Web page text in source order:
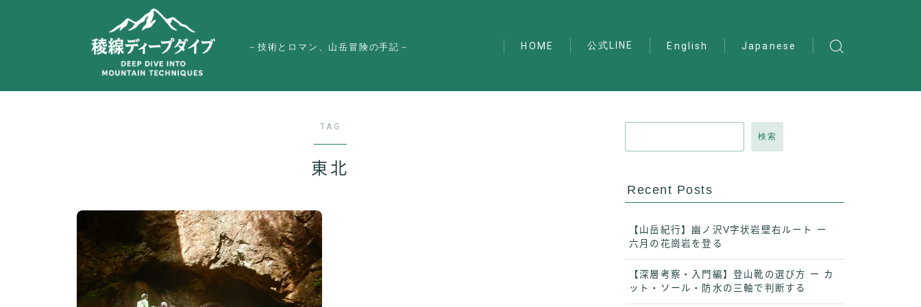
－技術とロマン、山岳冒険の手記－ HOME 公式LINE English Japanese
TAG
東北
検索
Recent Posts
【山岳紀行】幽ノ沢V字状岩壁右ルート ー
六月の花崗岩を登る
【深層考察・入門編】登山靴の選び方 ー カ
ット・ソール・防水の三軸で判断する